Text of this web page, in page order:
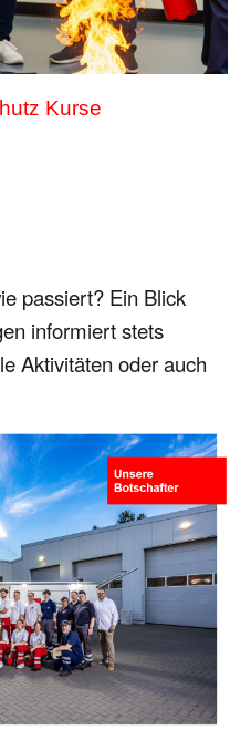
Kurse
passiert? Ein Blick
informiert stets
Aktivitäten oder auch